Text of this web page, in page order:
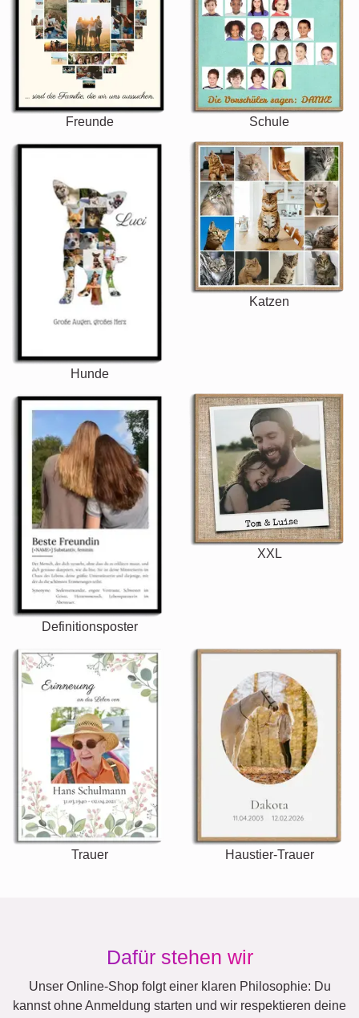
Freunde Schule
Hunde
Katzen
Definitionsposter
XXL
Trauer Haustier-Trauer
Dafür stehen wir
Unser Online-Shop folgt einer klaren Philosophie: Du
kannst ohne Anmeldung starten und wir respektieren deine